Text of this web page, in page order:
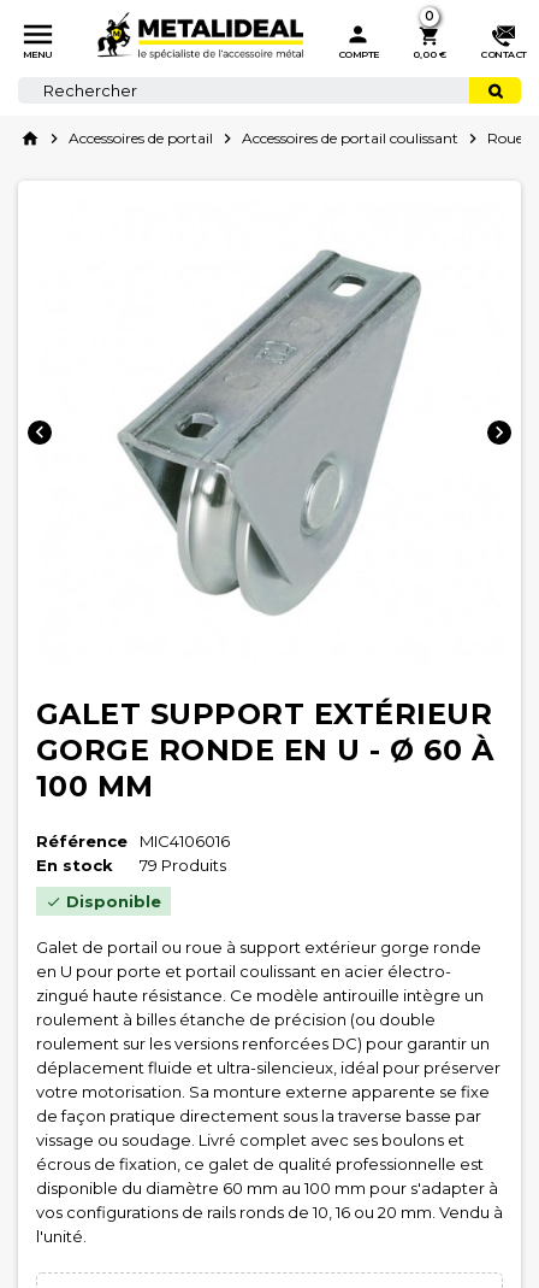

MENU

COMPTE

0,00 €
0
CONTACT
home  Accessoires de portail  Accessoires de portail coulissant  Roues
 
GALET SUPPORT EXTÉRIEUR
GORGE RONDE EN U - Ø 60 À
100 MM
Référence
MIC4106016
En stock
79 Produits
 Disponible
Galet de portail ou roue à support extérieur gorge ronde
en U pour porte et portail coulissant en acier électro-
zingué haute résistance. Ce modèle antirouille intègre un
roulement à billes étanche de précision (ou double
roulement sur les versions renforcées DC) pour garantir un
déplacement fluide et ultra-silencieux, idéal pour préserver
votre motorisation. Sa monture externe apparente se fixe
de façon pratique directement sous la traverse basse par
vissage ou soudage. Livré complet avec ses boulons et
écrous de fixation, ce galet de qualité professionnelle est
disponible du diamètre 60 mm au 100 mm pour s'adapter à
vos configurations de rails ronds de 10, 16 ou 20 mm. Vendu à
l'unité.